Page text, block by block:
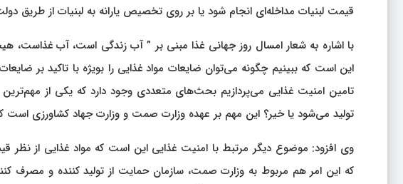
قیمت لبنیات مداخله‌ای انجام شود یا بر روی تخصیص یارانه به لبنیات از طریق
با اشاره به شعار امسال روز جهانی غذا مبنی بر ” آب زندگی‌ است، آب غذاست،
این است که ببینیم چگونه می‌توان ضایعات مواد غذایی را بویژه با تاکید بر
تامین امنیت غذایی می‌پردازیم بحث‌های متعددی وجود دارد که یکی از
تولید می‌شود یا خیر؟ این مهم بر عهده وزارت صمت و وزارت جهاد کشاورزی است
وی افزود: موضوع دیگر مرتبط با امنیت غذایی این است که مواد غذایی از نظر
که این امر هم مربوط به وزارت صمت، سازمان حمایت از تولید کننده و مصرف